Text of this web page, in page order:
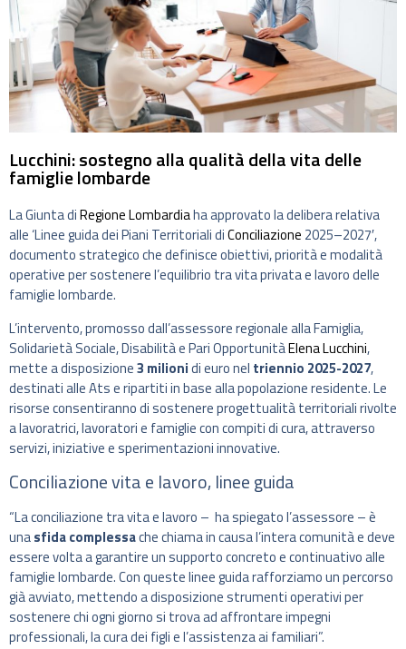
Lucchini: sostegno alla qualità della vita delle
famiglie lombarde
La Giunta diRegione Lombardiaha approvato la delibera relativa
alle ‘Linee guida dei Piani Territoriali diConciliazione 2025–2027′,
documento strategico che definisce obiettivi, priorità e modalità
operative per sostenere l’equilibrio tra vita privata e lavoro delle
famiglie lombarde.
L’intervento, promosso dall’assessore regionale alla Famiglia,
Solidarietà Sociale, Disabilità e Pari OpportunitàElena Lucchini,
mette a disposizione3 milionidi euro nel triennio 2025-2027,
destinati alle Ats e ripartiti in base alla popolazione residente. Le
risorse consentiranno di sostenere progettualità territoriali rivolte
a lavoratrici, lavoratori e famiglie con compiti di cura, attraverso
servizi, iniziative e sperimentazioni innovative.
Conciliazione vita e lavoro, linee guida
“La conciliazione tra vita e lavoro – ha spiegato l’assessore – è
unasfida complessache chiama in causa l’intera comunità e deve
essere volta a garantire un supporto concreto e continuativo alle
famiglie lombarde. Con queste linee guida rafforziamo un percorso
già avviato, mettendo a disposizione strumenti operativi per
sostenere chi ogni giorno si trova ad affrontare impegni
professionali, la cura dei figli e l’assistenza ai familiari”.